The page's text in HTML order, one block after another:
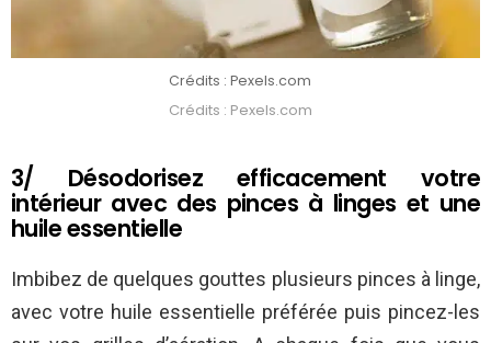
Crédits : Pexels.com
Crédits : Pexels.com
3/ Désodorisez efficacement votre
intérieur avec des pinces à linges et une
huile essentielle
Imbibez de quelques gouttes plusieurs pinces à linge,
avec votre huile essentielle préférée puis pincez-les